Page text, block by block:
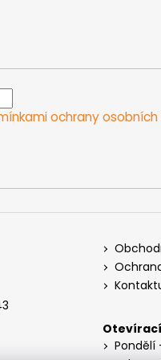
ochrany osobních
Pondělí